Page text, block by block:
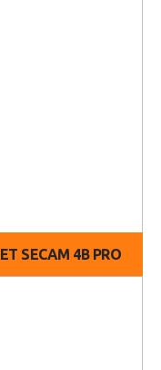
SECAM 4B PRO